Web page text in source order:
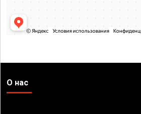
О нас